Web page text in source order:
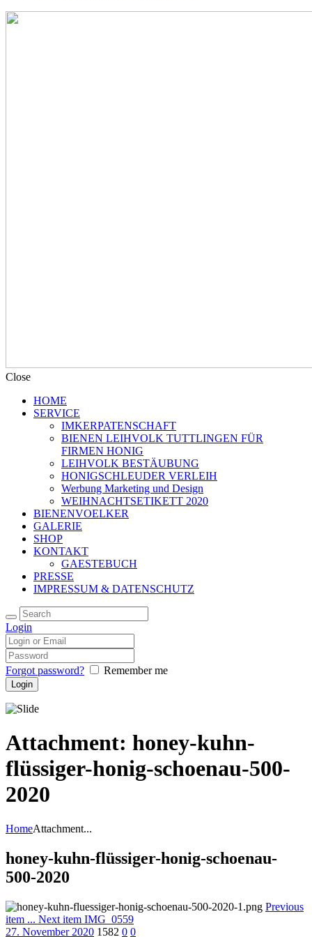
Close
HOME
SERVICE
IMKERPATENSCHAFT
BIENEN LEIHVOLK TUTTLINGEN FÜR
FIRMEN HONIG
LEIHVOLK BESTÄUBUNG
HONIGSCHLEUDER VERLEIH
Werbung Marketing und Design
WEIHNACHTSETIKETT 2020
BIENENVOELKER
GALERIE
SHOP
KONTAKT
GAESTEBUCH
PRESSE
IMPRESSUM & DATENSCHUTZ
Login
Forgot password? Remember me
Attachment: honey-kuhn-
flüssiger-honig-schoenau-500-
2020
HomeAttachment...
honey-kuhn-flüssiger-honig-schoenau-
500-2020
Previous
item ... Next item IMG_0559
27. November 2020 1582 0 0